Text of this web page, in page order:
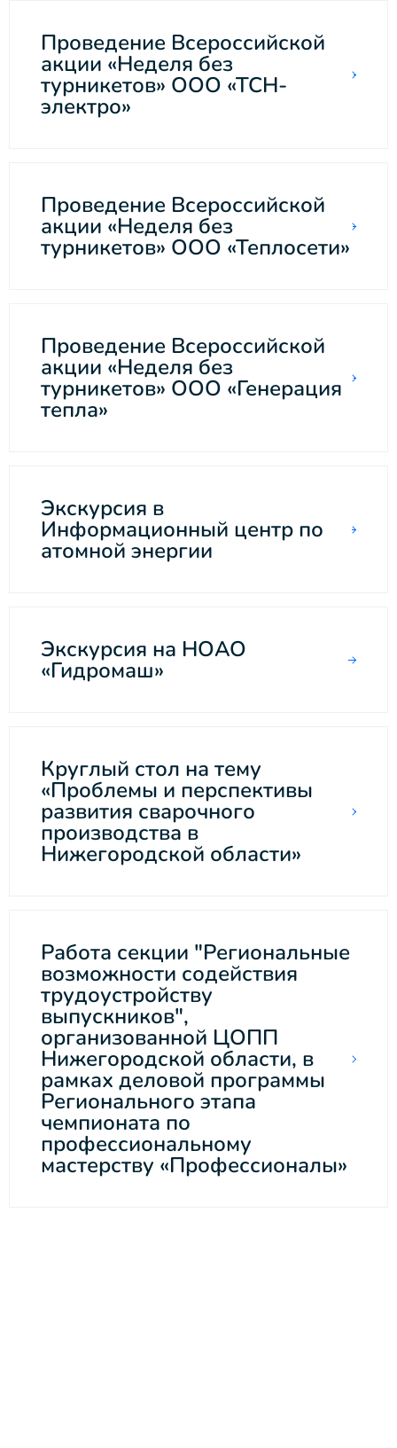
Проведение Всероссийской
акции «Неделя без
турникетов» ООО «ТСН-
электро»
Проведение Всероссийской
акции «Неделя без
турникетов» ООО «Теплосети»
Проведение Всероссийской
акции «Неделя без
турникетов» ООО «Генерация
тепла»
Экскурсия в
Информационный центр по
атомной энергии
Экскурсия на НОАО
«Гидромаш»
Круглый стол на тему
«Проблемы и перспективы
развития сварочного
производства в
Нижегородской области»
Работа секции "Региональные
возможности содействия
трудоустройству
выпускников",
организованной ЦОПП
Нижегородской области, в
рамках деловой программы
Регионального этапа
чемпионата по
профессиональному
мастерству «Профессионалы»